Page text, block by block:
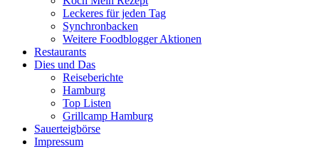
Leckeres für jeden Tag
Synchronbacken
Weitere Foodblogger Aktionen
Restaurants
Dies und Das
Reiseberichte
Hamburg
Top Listen
Grillcamp Hamburg
Sauerteigbörse
Impressum